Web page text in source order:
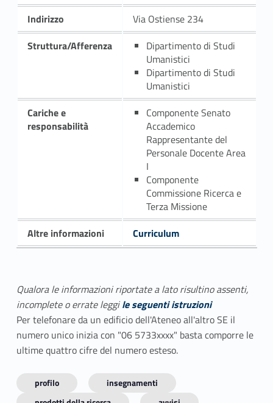
Indirizzo
Via Ostiense 234
Struttura/Afferenza
Dipartimento di Studi
Umanistici
Dipartimento di Studi
Umanistici
Cariche e
responsabilità
Componente Senato
Accademico
Rappresentante del
Personale Docente Area
I
Componente
Commissione Ricerca e
Terza Missione
Altre informazioni
Curriculum
Qualora le informazioni riportate a lato risultino assenti,
incomplete o errate leggile seguenti istruzioni
Per telefonare da un edificio dell'Ateneo all'altro SE il
numero unico inizia con "06 5733xxxx" basta comporre le
ultime quattro cifre del numero esteso.
profilo
insegnamenti